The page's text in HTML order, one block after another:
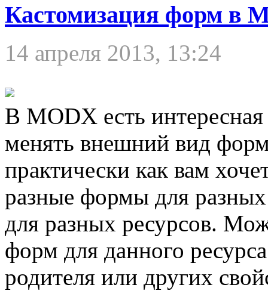
Кастомизация форм в
14 апреля 2013, 13:24
В MODX есть
менять внешний вид
практически как вам
разные формы для разных
для разных ресурсов.
форм для данного
родителя или других